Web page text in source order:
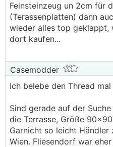
Feinsteinzeug un 2cm für
(Terassenplatten) dann
wieder alles top geklappt,
dort kaufen...
Casemodder
Ich belebe den Thread
Sind gerade auf der
die Terrasse, Größe
Garnicht so leicht Händler
Wien. Fliesendorf war